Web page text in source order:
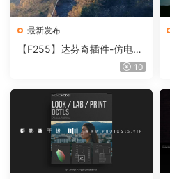
最新发布
【F255】达芬奇插件-仿电影
胶片视频调色插件 ARRI Film
10